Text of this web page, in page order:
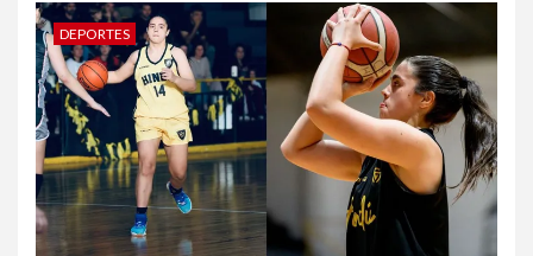
DEPORTES